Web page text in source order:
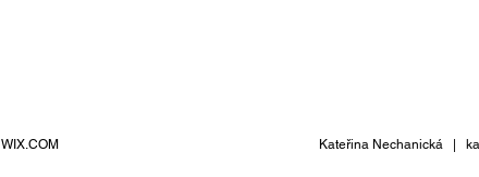
WIX.COM Kateřina Nechanická |